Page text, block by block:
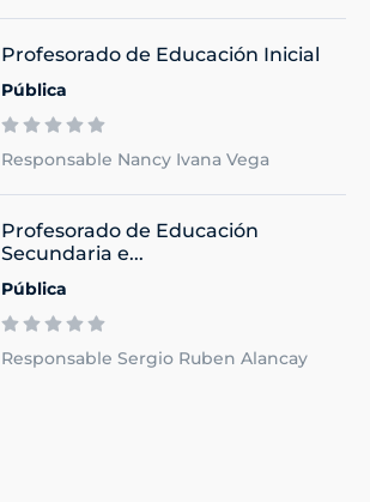
Profesorado de Educación Inicial
Pública
Responsable Nancy Ivana Vega
Profesorado de Educación
Secundaria e...
Pública
Responsable Sergio Ruben Alancay